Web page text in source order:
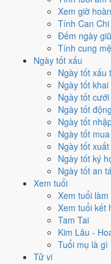
Xem giờ
Tính Can Chi
Đếm ngày
Tính cung
Ngày tốt xấu
Ngày tốt xấu
Ngày tốt
Ngày tốt
Ngày tốt
Ngày tốt
Ngày tốt
Ngày tốt
Ngày tốt ký
Ngày tốt an
Xem tuổi
Xem tuổi làm
Xem tuổi kết
Tam Tai
Kim Lâu -
Tuổi mụ là gì
Tử vi
Trung bình
Xuất hành - đi xa
Ngày Hoàng Đạo ,
Cách tính ngày tốt
Tìm hiểu cách chấm: Trực
phân biệt Hoàng Đạo - Hắc
Điểm số tổng hợp từ Trực,
sánh cả tháng
Nếu ngày
việc của bạn
Ngày 15/12 bị chấm thấp
chấm thấp nhất hôm nay là
3 cách hạ rủi romà vẫn giữ
Coi việc vào giờ
Thìn (07h-09h)rơi
cho việc buộc phải
Hoàng Đạo và 6 giờ